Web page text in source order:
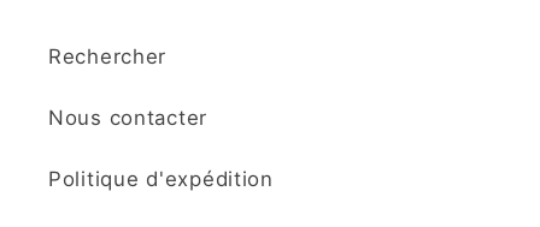
Rechercher
Nous contacter
Politique d'expédition